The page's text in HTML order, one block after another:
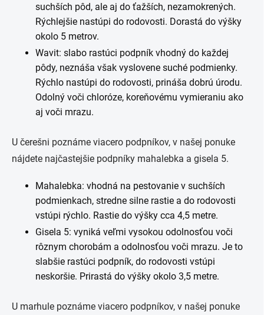
suchších pôd, ale aj do ťažších, nezamokrených.
Rýchlejšie nastúpi do rodovosti. Dorastá do výšky
okolo 5 metrov.
Wavit: slabo rastúci podpník vhodný do každej
pôdy, neznáša však vyslovene suché podmienky.
Rýchlo nastúpi do rodovosti, prináša dobrú úrodu.
Odolný voči chloróze, koreňovému vymieraniu ako
aj voči mrazu.
U čerešni poznáme viacero podpníkov, v našej ponuke
nájdete najčastejšie podpníky mahalebka a gisela 5.
Mahalebka: vhodná na pestovanie v suchších
podmienkach, stredne silne rastie a do rodovosti
vstúpi rýchlo. Rastie do výšky cca 4,5 metre.
Gisela 5: vyniká veľmi vysokou odolnosťou voči
rôznym chorobám a odolnosťou voči mrazu. Je to
slabšie rastúci podpník, do rodovosti vstúpi
neskoršie. Prirastá do výšky okolo 3,5 metre.
U marhule poznáme viacero podpníkov, v našej ponuke